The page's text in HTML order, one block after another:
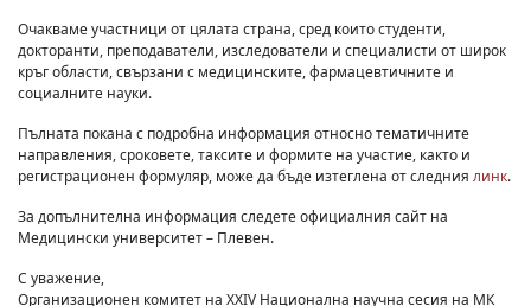
Очакваме участници от цялата страна, сред които студенти,
докторанти, преподаватели, изследователи и специалисти от широк
кръг области, свързани с медицинските, фармацевтичните и
социалните науки.
Пълната покана с подробна информация относно тематичните
направления, сроковете, таксите и формите на участие, както и
регистрационен формуляр, може да бъде изтеглена от следния линк.
За допълнителна информация следете официалния сайт на
Медицински университет – Плевен.
С уважение,
Организационен комитет на XXIV Национална научна сесия на МК